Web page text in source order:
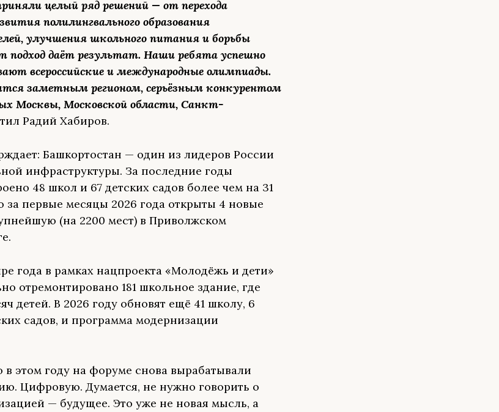
целый ряд решений — от перехода
полилингвального образования
улучшения школьного питания и борьбы
подход даёт результат. Наши ребята успешно
всероссийские и международные олимпиады.
заметным регионом, серьёзным конкурентом
Москвы, Московской области, Санкт-
Радий Хабиров.
Башкортостан — один из лидеров России
инфраструктуры. За последние годы
48 школ и 67 детских садов более чем на 31
за первые месяцы 2026 года открыты 4 новые
(на 2200 мест) в Приволжском
года в рамках нацпроекта «Молодёжь и дети»
отремонтировано 181 школьное здание, где
детей. В 2026 году обновят ещё 41 школу, 6
садов, и программа модернизации
в этом году на форуме снова вырабатывали
Цифровую. Думается, не нужно говорить о
— будущее. Это уже не новая мысль, а